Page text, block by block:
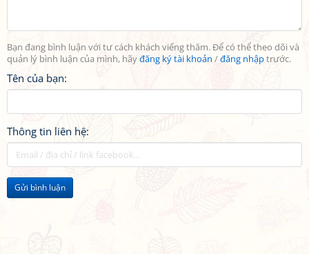
Bạn đang bình luận với tư cách khách viếng thăm. Để có thể theo dõi và
quản lý bình luận của mình, hãyđăng ký tài khoản /đăng nhậptrước.
Tên của bạn:
Thông tin liên hệ:
Gửi bình luận